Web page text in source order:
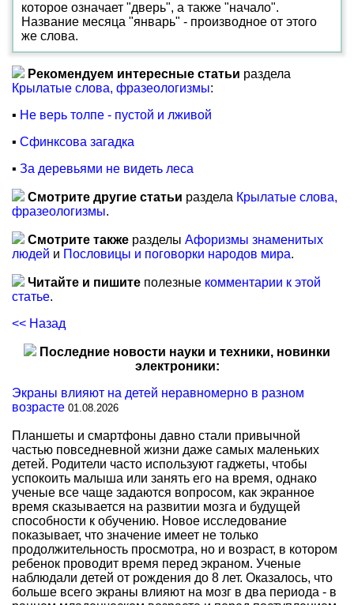
которое означает "дверь", а также "начало".
Название месяца "январь" - производное от этого
же слова.
Рекомендуем интересные статьи раздела
Крылатые слова, фразеологизмы:
▪ Не верь толпе - пустой и лживой
▪ Сфинксова загадка
▪ За деревьями не видеть леса
Смотрите другие статьи раздела Крылатые слова,
фразеологизмы.
Смотрите также разделы Афоризмы знаменитых
людей и Пословицы и поговорки народов мира.
Читайте и пишите полезные комментарии к этой
статье.
<< Назад
Последние новости науки и техники, новинки
электроники:
Экраны влияют на детей неравномерно в разном
возрасте 01.08.2026
Планшеты и смартфоны давно стали привычной
частью повседневной жизни даже самых маленьких
детей. Родители часто используют гаджеты, чтобы
успокоить малыша или занять его на время, однако
ученые все чаще задаются вопросом, как экранное
время сказывается на развитии мозга и будущей
способности к обучению. Новое исследование
показывает, что значение имеет не только
продолжительность просмотра, но и возраст, в котором
ребенок проводит время перед экраном. Ученые
наблюдали детей от рождения до 8 лет. Оказалось, что
больше всего экраны влияют на мозг в два периода - в